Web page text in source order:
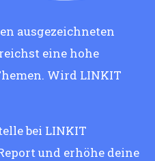
ausgezeichneten
eine hohe
Wird LINKIT
bei LINKIT
und erhöhe deine